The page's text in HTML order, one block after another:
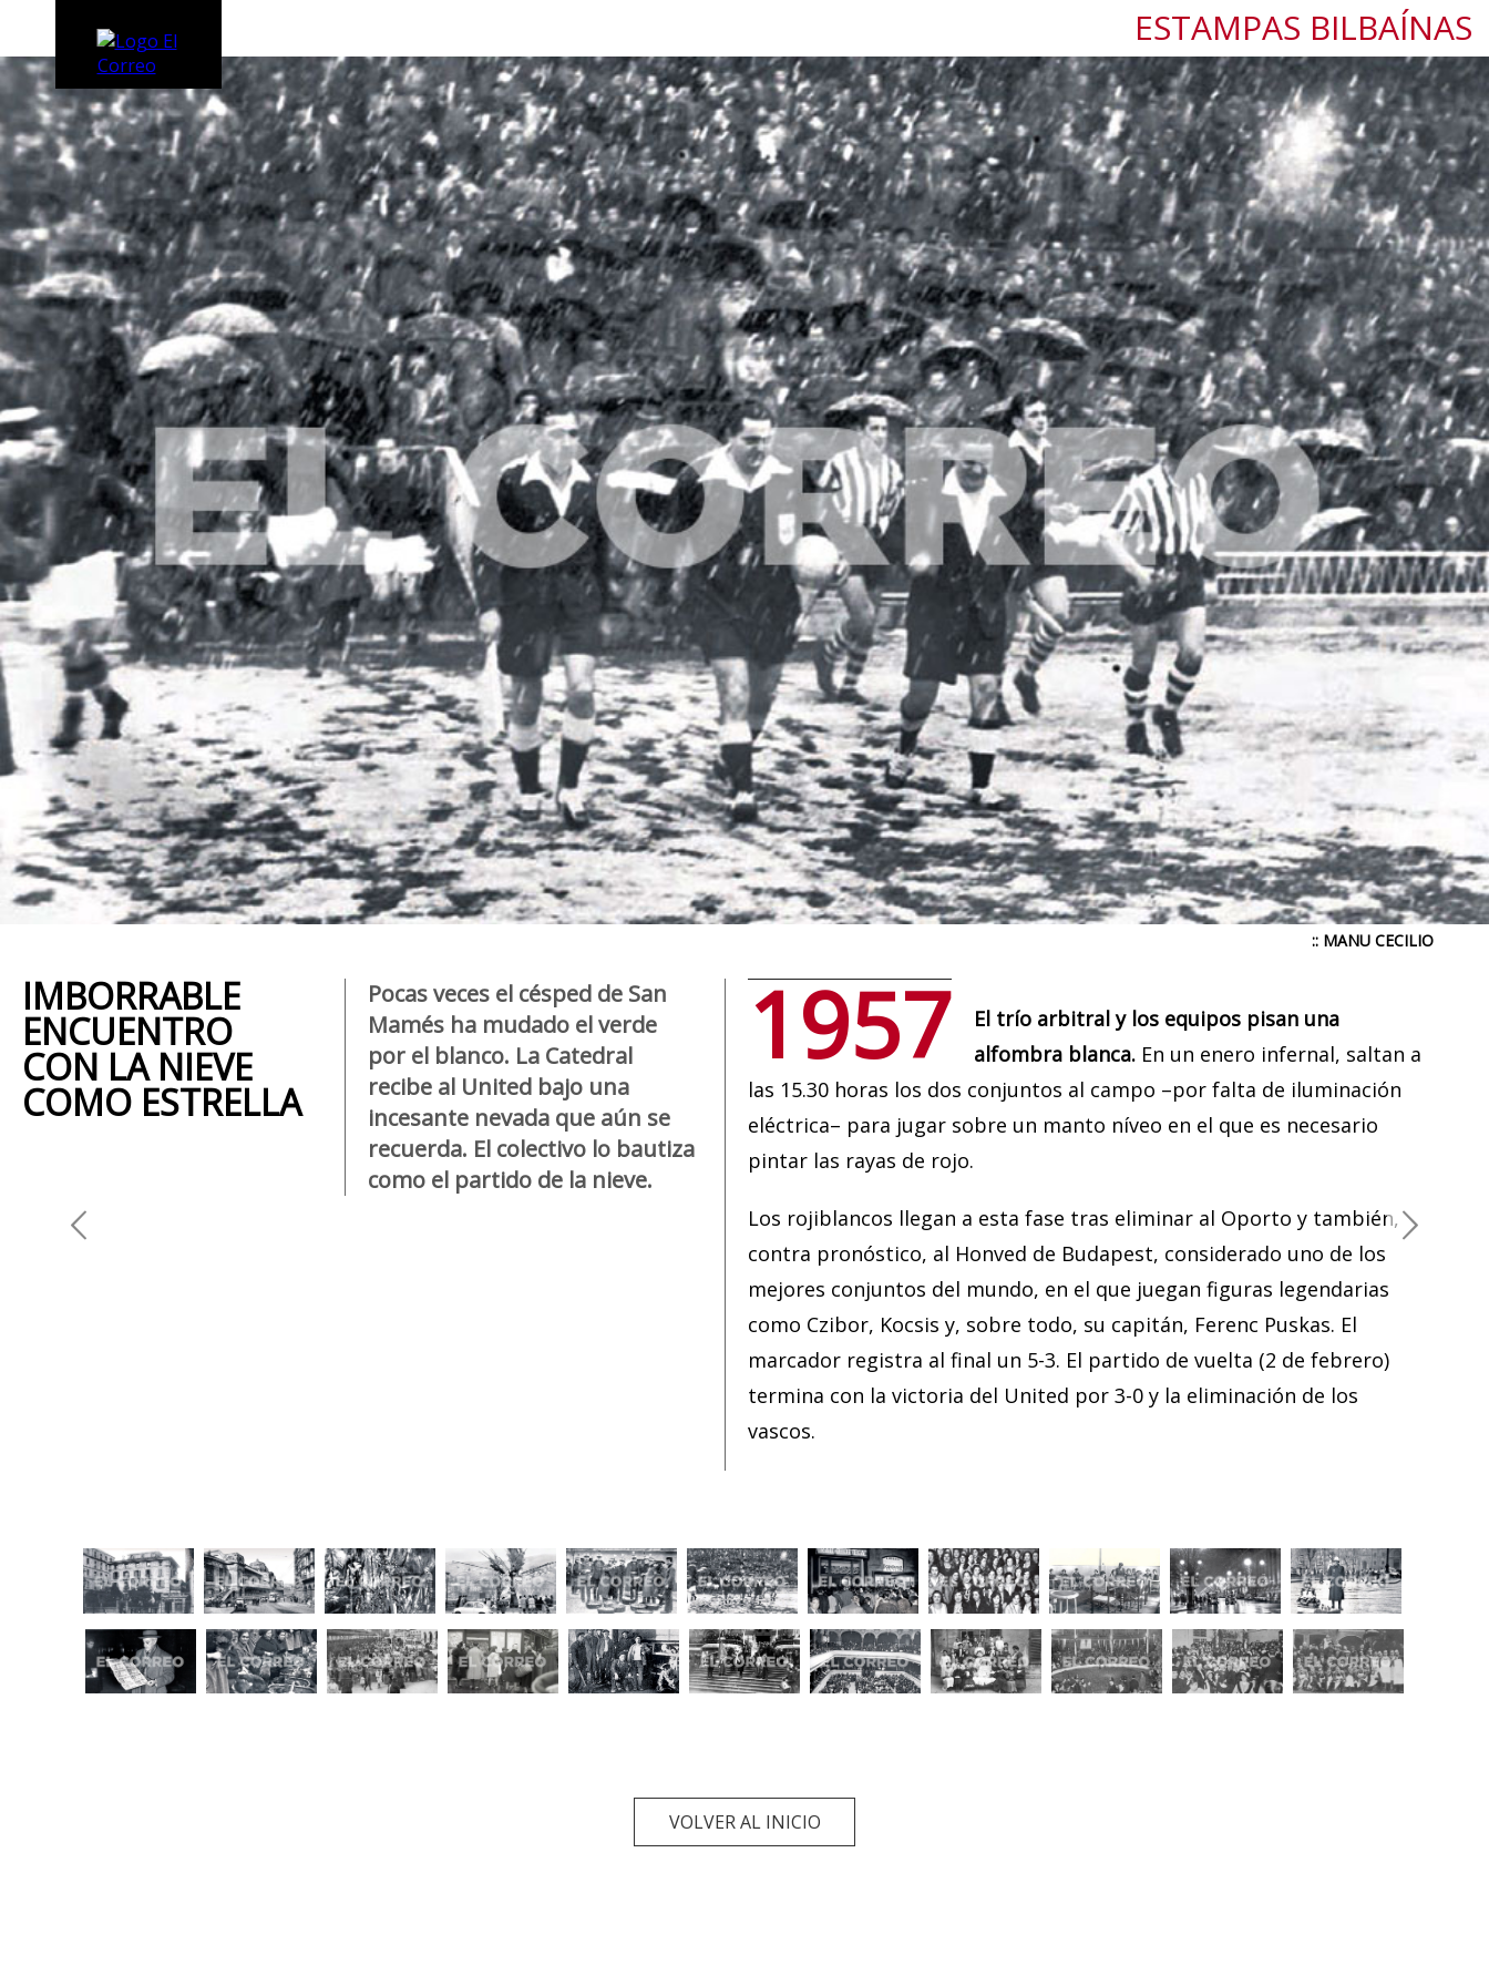
ESTAMPAS BILBAÍNAS
:: MANU CECILIO
IMBORRABLE
ENCUENTRO
CON LA NIEVE
COMO ESTRELLA
Pocas veces el césped de San
Mamés ha mudado el verde
por el blanco. La Catedral
recibe al United bajo una
incesante nevada que aún se
recuerda. El colectivo lo bautiza
como el partido de la nieve.
1957
El trío arbitral y los equipos pisan una
alfombra blanca.En un enero infernal, saltan a
las 15.30 horas los dos conjuntos al campo –por falta de iluminación
eléctrica– para jugar sobre un manto níveo en el que es necesario
pintar las rayas de rojo.
Los rojiblancos llegan a esta fase tras eliminar al Oporto y también,
contra pronóstico, al Honved de Budapest, considerado uno de los
mejores conjuntos del mundo, en el que juegan figuras legendarias
como Czibor, Kocsis y, sobre todo, su capitán, Ferenc Puskas. El
marcador registra al final un 5-3. El partido de vuelta (2 de febrero)
termina con la victoria del United por 3-0 y la eliminación de los
vascos.
VOLVER AL INICIO